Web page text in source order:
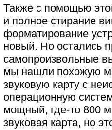
Также с помощью
и полное стирание
форматирование
новый. Но остались
самопроизвольные
мы нашли похожую
звуковую карту с
операционную
мощный, где-то 800
звуковая карта, но